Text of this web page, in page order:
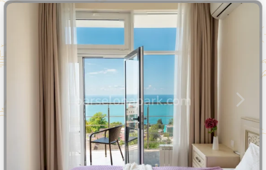
1 30